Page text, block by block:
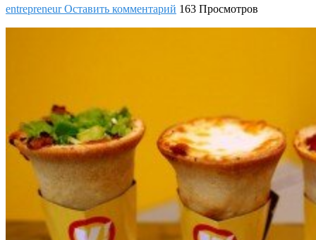
entrepreneurОставить комментарий 163 Просмотров